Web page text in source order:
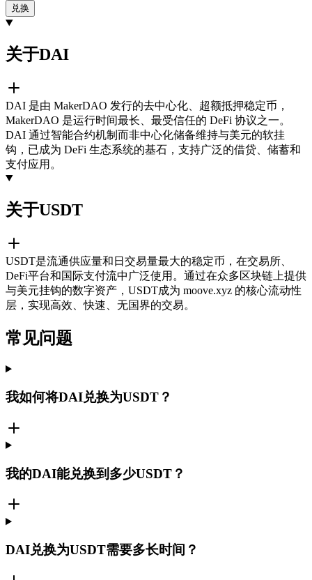
兑换
关于DAI
DAI 是由 MakerDAO 发行的去中心化、超额抵押稳定币，
MakerDAO 是运行时间最长、最受信任的 DeFi 协议之一。
DAI 通过智能合约机制而非中心化储备维持与美元的软挂
钩，已成为 DeFi 生态系统的基石，支持广泛的借贷、储蓄和
支付应用。
关于USDT
USDT是流通供应量和日交易量最大的稳定币，在交易所、
DeFi平台和国际支付流中广泛使用。通过在众多区块链上提供
与美元挂钩的数字资产，USDT成为 moove.xyz 的核心流动性
层，实现高效、快速、无国界的交易。
常见问题
我如何将DAI兑换为USDT？
我的DAI能兑换到多少USDT？
DAI兑换为USDT需要多长时间？